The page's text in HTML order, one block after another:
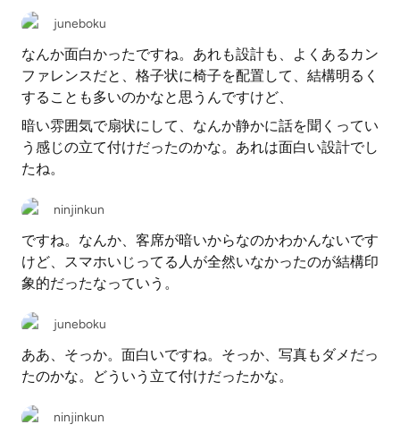
juneboku
なんか面白かったですね。あれも設計も、よくあるカン
ファレンスだと、格子状に椅子を配置して、結構明るく
することも多いのかなと思うんですけど、
暗い雰囲気で扇状にして、なんか静かに話を聞くってい
う感じの立て付けだったのかな。あれは面白い設計でし
たね。
ninjinkun
ですね。なんか、客席が暗いからなのかわかんないです
けど、スマホいじってる人が全然いなかったのが結構印
象的だったなっていう。
juneboku
ああ、そっか。面白いですね。そっか、写真もダメだっ
たのかな。どういう立て付けだったかな。
ninjinkun